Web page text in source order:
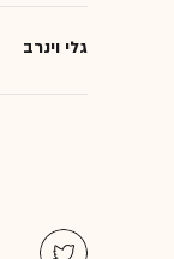
גלי וינרב